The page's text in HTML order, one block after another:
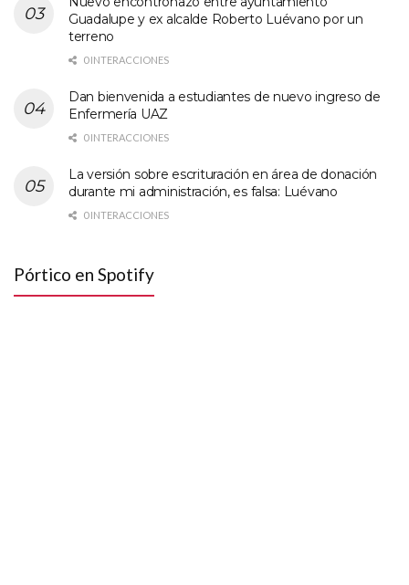
Guadalupe y ex alcalde Roberto Luévano por un
terreno
0 INTERACCIONES
Dan bienvenida a estudiantes de nuevo ingreso de
Enfermería UAZ
0 INTERACCIONES
La versión sobre escrituración en área de donación
durante mi administración, es falsa: Luévano
0 INTERACCIONES
Pórtico en Spotify